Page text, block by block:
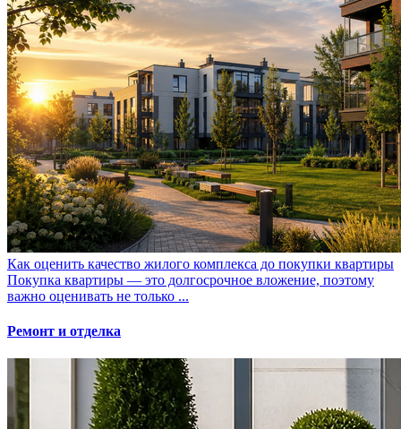
Как оценить качество жилого комплекса до покупки квартиры
Покупка квартиры — это долгосрочное вложение, поэтому
важно оценивать не только ...
Ремонт и отделка